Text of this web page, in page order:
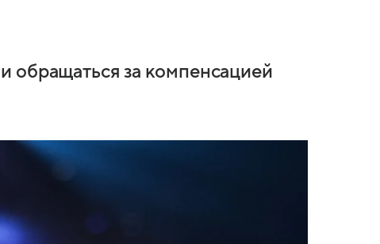
обращаться за компенсацией